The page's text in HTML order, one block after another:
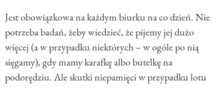
Jest obowiązkowa na każdym biurku na co dzień. Nie
potrzeba badań, żeby wiedzieć, że pijemy jej dużo
więcej (a w przypadku niektórych – w ogóle po nią
sięgamy), gdy mamy karafkę albo butelkę na
podorędziu. Ale skutki niepamięci w przypadku lotu